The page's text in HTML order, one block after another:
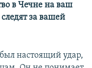
в Чечне на ваш
за вашей
настоящий удар,